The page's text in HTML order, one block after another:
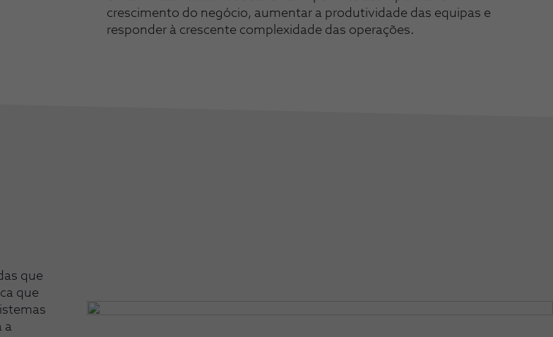
crescimento do negócio, aumentar a produtividade das equipas e
responder à crescente complexidade das operações.
que
que
a